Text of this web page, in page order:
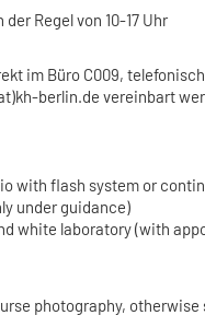
Regel von 10-17 Uhr
im Büro C009,
berlin.de vereinbart
with flash system or
under guidance)
white laboratory (with
photography,